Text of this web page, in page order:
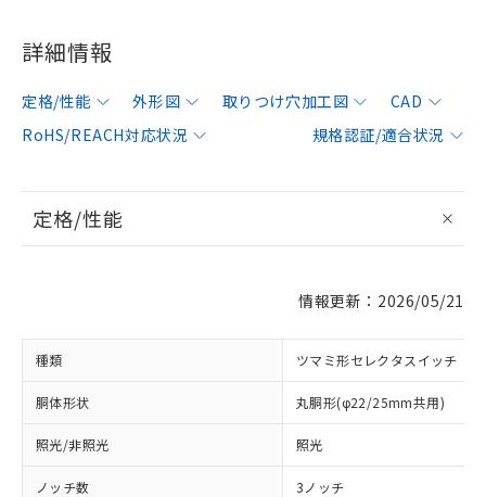
詳細情報
定格/性能 外形図 取りつけ穴加工図
CAD
RoHS/REACH対応状況
規格認証/適合状況
定格/性能
情報更新：2026/05/21
種類 ツマミ形セレクタスイッチ
胴体形状 丸胴形(φ22/25mm共用)
照光/非照光 照光
ノッチ数 3ノッチ